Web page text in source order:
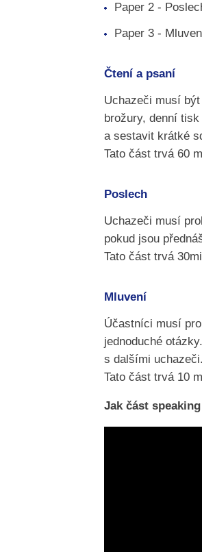
Paper 2 -
Paper 3 -
Čtení a psaní
Uchazeči musí
brožury, denní
a sestavit krátké
Tato část trvá 60
Poslech
Uchazeči musí
pokud jsou
Tato část trvá
Mluvení
Účastníci musí
jednoduché
s dalšími uchazeči.
Tato část trvá 10
Jak část